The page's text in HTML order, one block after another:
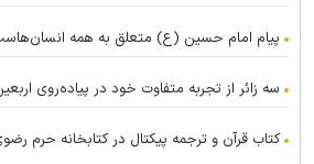
پیام امام حسین (ع) متعلق به همه
سه زائر از تجربه متفاوت خود در پیاده‌روی
کتاب قرآن و ترجمه پیکتال در کتابخانه حرم